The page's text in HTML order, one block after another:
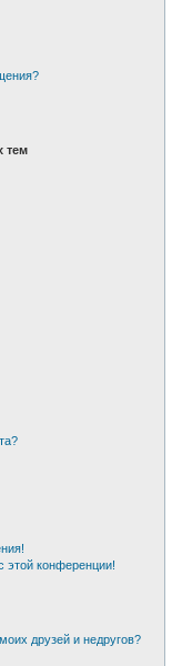
тем
этой конференции!
друзей и недругов?